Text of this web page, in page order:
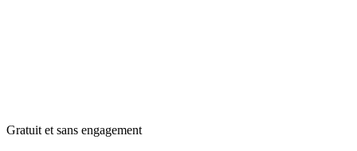
Gratuit et sans engagement